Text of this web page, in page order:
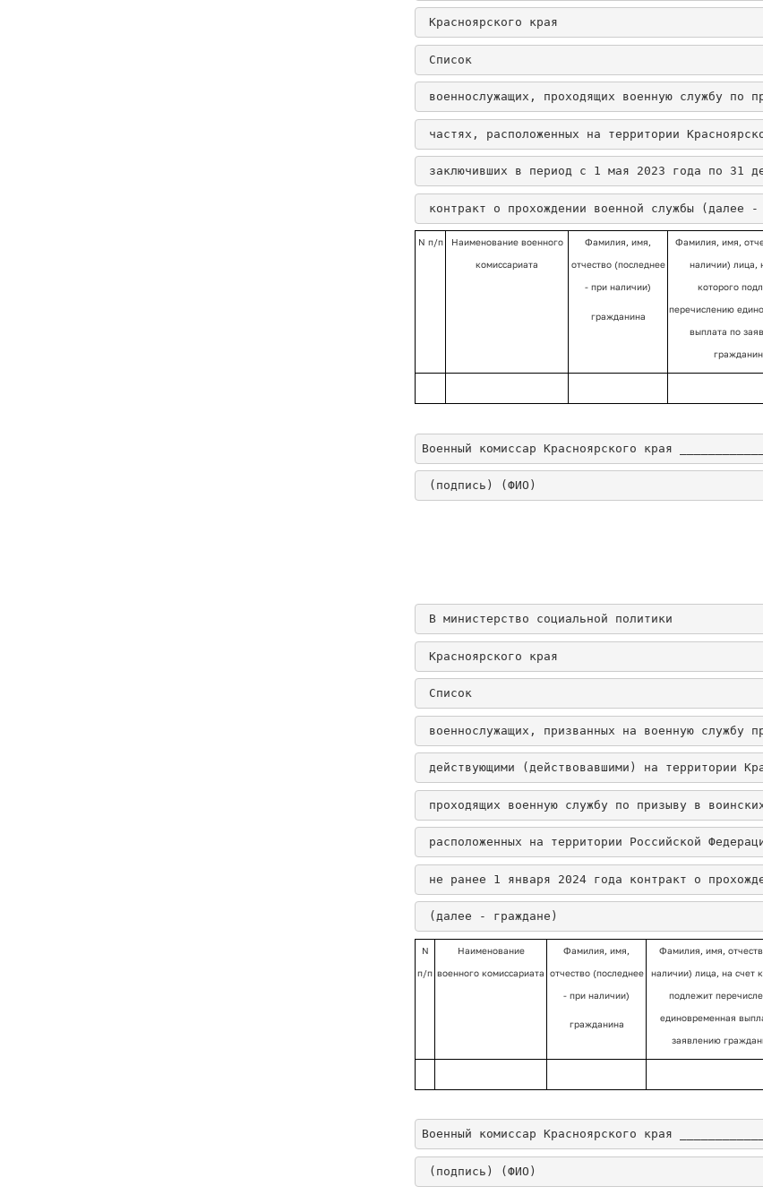
Красноярского края
Список
военнослужащих, проходящих военную службу по
частях, расположенных на территории
заключивших в период с 1 мая 2023 года по 31
контракт о прохождении военной службы (далее -
N п/п Наименование военного
комиссариата
Фамилия, имя,
отчество (последнее
- при наличии)
гражданина
Фамилия, имя,
наличии) лица,
которого
перечислению
выплата по
Военный комиссар Красноярского края
(подпись) (ФИО)
В министерство социальной политики
Красноярского края
Список
военнослужащих, призванных на военную службу
действующими (действовавшими) на территории
проходящих военную службу по призыву в
расположенных на территории Российской
не ранее 1 января 2024 года контракт о
(далее - граждане)
N
п/п
Наименование
военного комиссариата
Фамилия, имя,
отчество (последнее
- при наличии)
гражданина
Фамилия, имя,
наличии) лица, на счет
подлежит
единовременная
заявлению
Военный комиссар Красноярского края
(подпись) (ФИО)